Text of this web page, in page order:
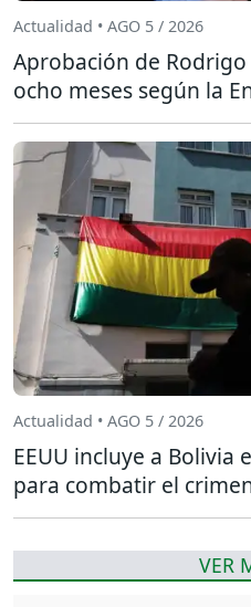
Actualidad • AGO 5 / 2026
Aprobación de
ocho meses según la
Actualidad • AGO 5 / 2026
EEUU incluye a
para combatir el
VER